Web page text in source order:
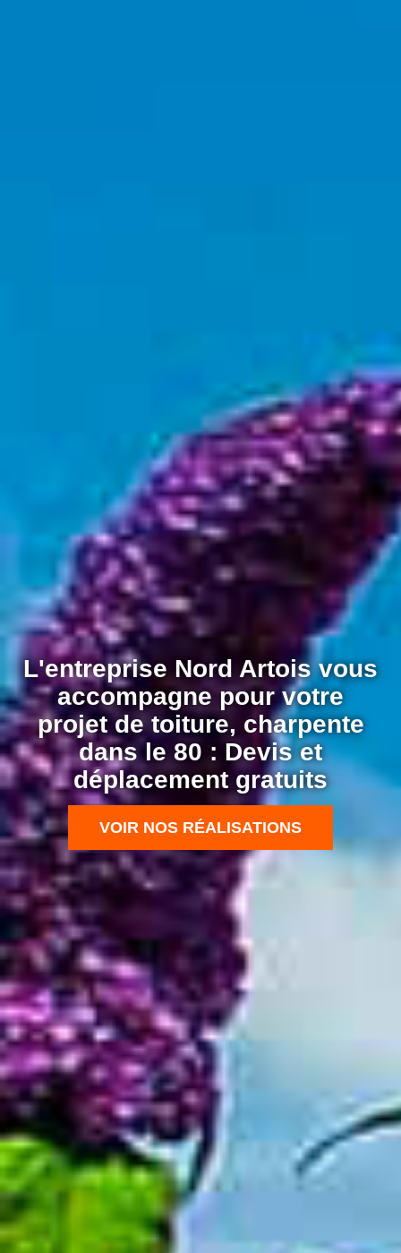
L'entreprise Nord Artois vous
accompagne pour votre
projet de toiture, charpente
dans le 80 : Devis et
déplacement gratuits
VOIR NOS RÉALISATIONS